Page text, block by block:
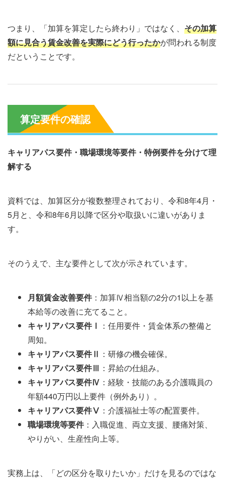
つまり、「加算を算定したら終わり」ではなく、 その加算
額に見合う賃金改善を実際にどう行ったかが問われる制度
だということです。
算定要件の確認
キャリアパス要件・職場環境等要件・特例要件を分けて理
解する
資料では、加算区分が複数整理されており、令和8年4月・
5月と、令和8年6月以降で区分や取扱いに違いがありま
す。
そのうえで、主な要件として次が示されています。
月額賃金改善要件：加算Ⅳ相当額の2分の1以上を基
本給等の改善に充てること。
キャリアパス要件Ⅰ ：任用要件・賃金体系の整備と
周知。
キャリアパス要件Ⅱ ：研修の機会確保。
キャリアパス要件Ⅲ ：昇給の仕組み。
キャリアパス要件Ⅳ ：経験・技能のある介護職員の
年額440万円以上要件（例外あり）。
キャリアパス要件Ⅴ ：介護福祉士等の配置要件。
職場環境等要件：入職促進、両立支援、腰痛対策、
やりがい、生産性向上等。
実務上は、「どの区分を取りたいか」だけを見るのではな